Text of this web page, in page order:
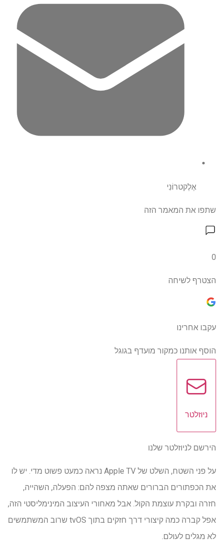
אֶלֶקטרוֹנִי
שתפו את המאמר הזה
0
הצטרף לשיחה
עקבו אחרינו
הוסף אותנו כמקור מועדף בגוגל
ניוזלטר
הירשם לניוזלטר שלנו
על פני השטח, השלט של Apple TV נראה כמעט פשוט מדי. יש לו
את הכפתורים הברורים שאתה מצפה להם: הפעלה, השהייה,
חזרה ובקרת עוצמת הקול. אבל מאחורי העיצוב המינימליסטי הזה,
אפל קברה כמה קיצורי דרך חזקים בתוך tvOS שרוב המשתמשים
לא מגלים לעולם.